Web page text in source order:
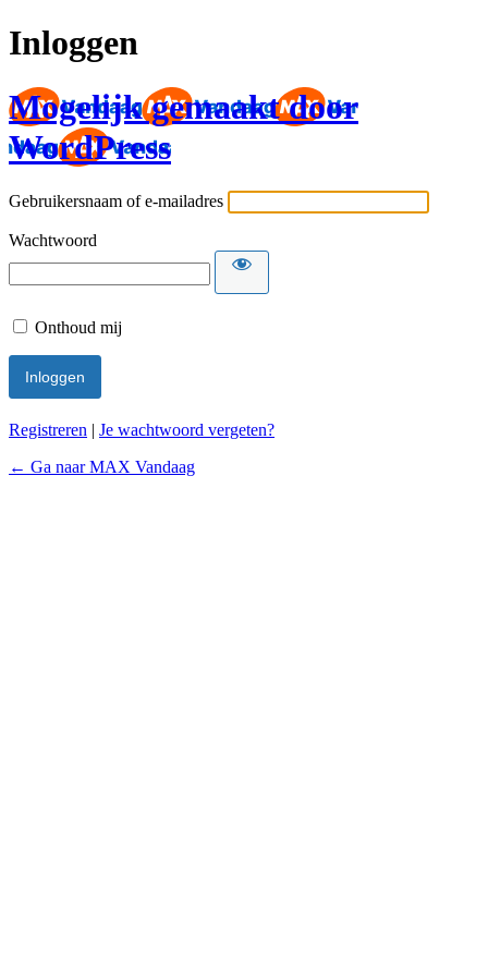
Inloggen
Mogelijk gemaakt door
WordPress
Gebruikersnaam of e-mailadres
Wachtwoord
Onthoud mij
Registreren | Je wachtwoord vergeten?
← Ga naar MAX Vandaag